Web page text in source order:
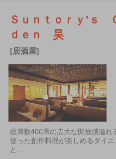
Ｓｕｎｔｏｒｙ’ｓ
ｄｅｎ 昊
[居酒屋]
総席数400席の広大な開放感溢れ
使った創作料理が楽しめるダイ
と…